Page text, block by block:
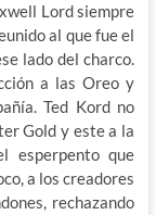
Lord siempre
al que fue el
lado del charco.
a las Oreo y
Ted Kord no
Gold y este a la
esperpento que
a los creadores
rechazando